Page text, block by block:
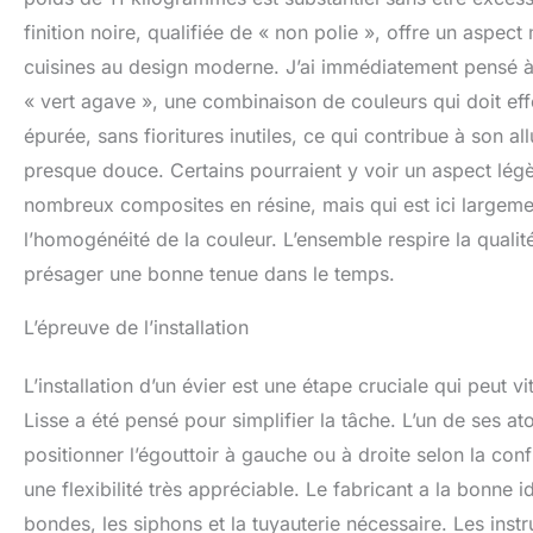
finition noire, qualifiée de « non polie », offre un aspect
cuisines au design moderne. J’ai immédiatement
« vert agave », une combinaison de couleurs qui doit
épurée, sans fioritures inutiles, ce qui contribue à son
presque douce. Certains pourraient y voir un aspect
nombreux composites en résine, mais qui est ici
l’homogénéité de la couleur. L’ensemble respire la
présager une bonne tenue dans le temps.
L’épreuve de l’installation
L’installation d’un évier est une étape cruciale qui peut
Lisse a été pensé pour simplifier la tâche. L’un de ses
positionner l’égouttoir à gauche ou à droite selon la
une flexibilité très appréciable. Le fabricant a la bonne
bondes, les siphons et la tuyauterie nécessaire. Les